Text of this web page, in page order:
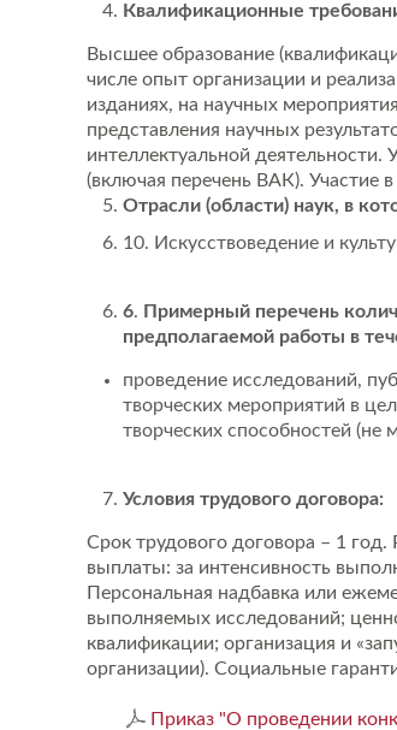
Квалификационные
Высшее образование
числе опыт организации и
изданиях, на научных
представления научных
интеллектуальной
(включая перечень ВАК). Участие
Отрасли (области) наук, в
10. Искусствоведение и
6. Примерный перечень
предполагаемой работы в
проведение исследований,
творческих мероприятий в
творческих способностей
Условия трудового договора:
Срок трудового договора – 1
выплаты: за интенсивность
Персональная надбавка или
выполняемых исследований;
квалификации; организация и
организации). Социальные
Приказ "О проведении